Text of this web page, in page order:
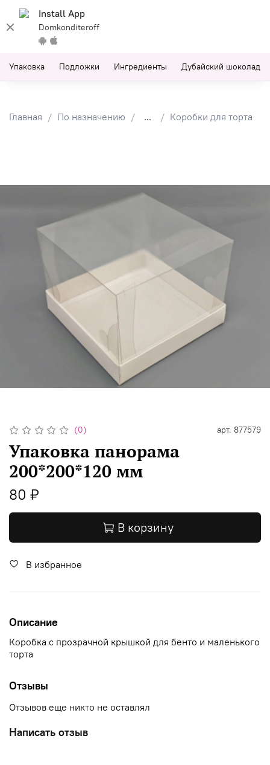
Install App
Domkonditeroff
Упаковка Подложки Ингредиенты Дубайский шоколад
Главная По назначению ... Коробки для торта
(0) арт. 877579
Упаковка панорама
200*200*120 мм
80 ₽
В корзину
В избранное
Описание
Коробка с прозрачной крышкой для бенто и маленького
торта
Отзывы
Отзывов еще никто не оставлял
Написать отзыв